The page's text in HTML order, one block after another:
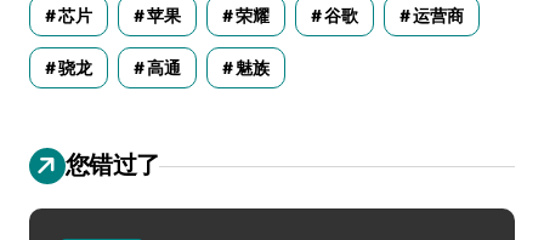
芯片 苹果 荣耀 谷歌 运营商
骁龙 高通 魅族
您错过了